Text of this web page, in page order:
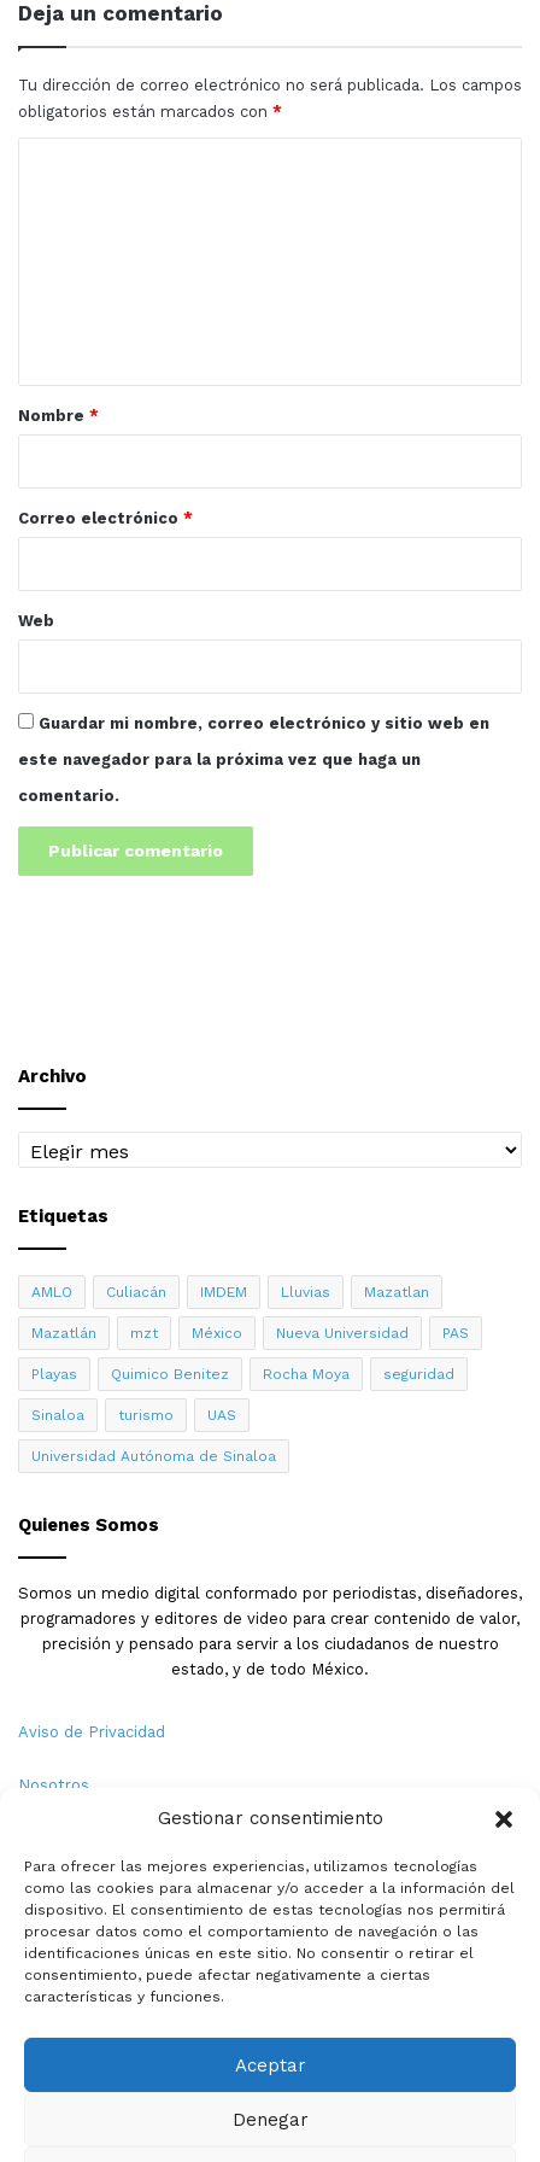
Gestionar consentimiento
Para ofrecer las mejores experiencias, utilizamos tecnologías
como las cookies para almacenar y/o acceder a la información del
dispositivo. El consentimiento de estas tecnologías nos permitirá
procesar datos como el comportamiento de navegación o las
identificaciones únicas en este sitio. No consentir o retirar el
consentimiento, puede afectar negativamente a ciertas
características y funciones.
Aceptar
Denegar
Deja un comentario
Tu dirección de correo electrónico no será publicada. Los campos
obligatorios están marcados con *
r
*
Nombre *
Correo electrónico *
Web
Guardar mi nombre, correo electrónico y sitio web en
este navegador para la próxima vez que haga un
comentario.
Archivo
Archivo
Etiquetas
AMLO Culiacán IMDEM Lluvias Mazatlan
Mazatlán mzt México Nueva Universidad PAS
Playas Quimico Benitez Rocha Moya seguridad
Sinaloa turismo UAS
Universidad Autónoma de Sinaloa
Quienes Somos
Somos un medio digital conformado por periodistas, diseñadores,
programadores y editores de video para crear contenido de valor,
precisión y pensado para servir a los ciudadanos de nuestro
estado, y de todo México.
Aviso de Privacidad
Nosotros
Política de Cookies
Contacto
© Copyright 2026,PMX. Todos los derechos reservados.
Entretenimiento Especiales